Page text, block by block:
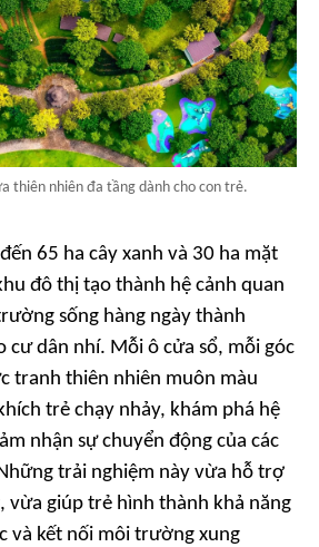
thiên nhiên đa tầng dành cho con trẻ.
65 ha cây xanh và 30 ha mặt
đô thị tạo thành hệ cảnh quan
sống hàng ngày thành
cư dân nhí. Mỗi ô cửa sổ, mỗi góc
tranh thiên nhiên muôn màu
trẻ chạy nhảy, khám phá hệ
nhận sự chuyển động của các
trải nghiệm này vừa hỗ trợ
vừa giúp trẻ hình thành khả năng
và kết nối môi trường xung